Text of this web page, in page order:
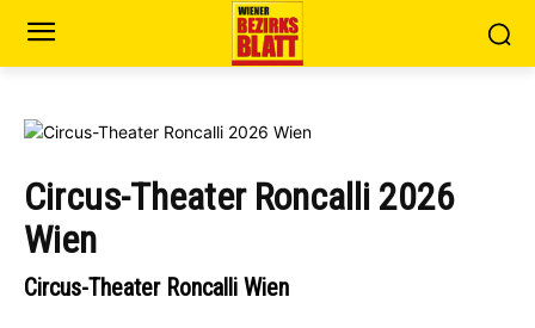
Circus-Theater Roncalli 2026
Wien
Circus-Theater Roncalli Wien